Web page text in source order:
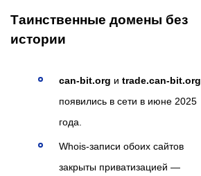
Таинственные домены без
истории
can‑bit.org и trade.can‑bit.org
появились в сети в июне 2025
года.
Whois‑записи обоих сайтов
закрыты приватизацией —